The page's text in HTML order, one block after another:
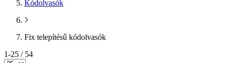
Kódolvasók
Fix telepítésű kódolvasók
1-25 / 54